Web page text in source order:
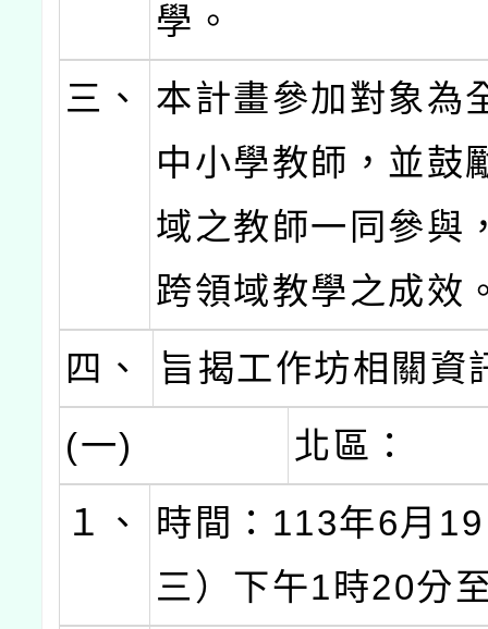
學。
三、
本計畫參加對象為
中小學教師，並鼓
域之教師一同參與
跨領域教學之成效
四、
旨揭工作坊相關資
(一)
北區：
１、
時間：113年6月
三）下午1時20分